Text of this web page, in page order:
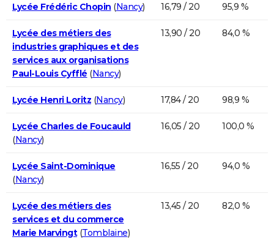
Lycée Frédéric Chopin (Nancy) 16,79 / 20 95,9 %
Lycée des métiers des
industries graphiques et des
services aux organisations
Paul-Louis Cyfflé (Nancy)
13,90 / 20 84,0 %
Lycée Henri Loritz (Nancy) 17,84 / 20 98,9 %
Lycée Charles de Foucauld
(Nancy)
16,05 / 20 100,0 %
Lycée Saint-Dominique
(Nancy)
16,55 / 20 94,0 %
Lycée des métiers des
services et du commerce
Marie Marvingt(Tomblaine)
13,45 / 20 82,0 %